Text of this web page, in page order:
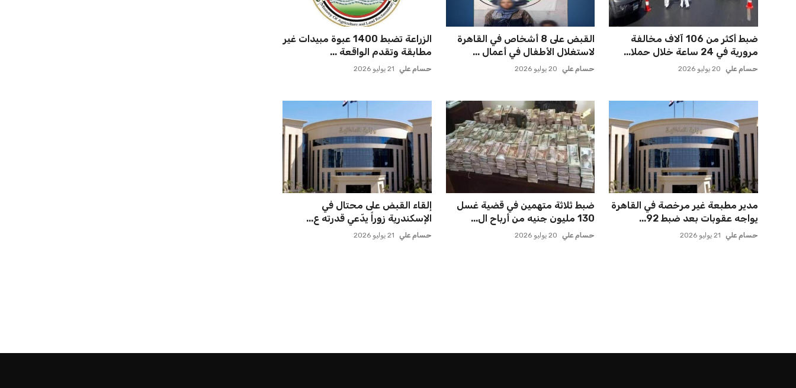
ضبط أكثر من 106 آلاف مخالفة
مرورية في 24 ساعة خلال حملا...
حسام علي 20 يوليو 2026
القبض على 8 أشخاص في القاهرة
لاستغلال الأطفال في أعمال ...
حسام علي 20 يوليو 2026
الزراعة تضبط 1400 عبوة مبيدات غير
مطابقة وتقدم الواقعة ...
حسام علي 21 يوليو 2026
مدير مطبعة غير مرخصة في القاهرة
يواجه عقوبات بعد ضبط 92...
حسام علي 21 يوليو 2026
ضبط ثلاثة متهمين في قضية غسل
130 مليون جنيه من أرباح ال...
حسام علي 20 يوليو 2026
إلقاء القبض على محتال في
الإسكندرية زوراً يدّعي قدرته ع...
حسام علي 21 يوليو 2026